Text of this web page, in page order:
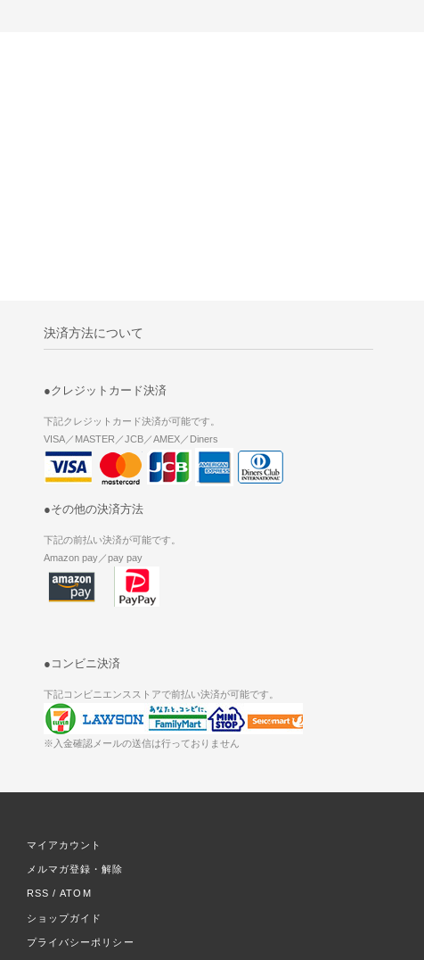
決済方法について
●クレジットカード決済
下記クレジットカード決済が可能です。
VISA／MASTER／JCB／AMEX／Diners
●その他の決済方法
下記の前払い決済が可能です。
Amazon pay／pay pay
●コンビニ決済
下記コンビニエンスストアで前払い決済が可能です。
※入金確認メールの送信は行っておりません
マイアカウント
メルマガ登録・解除
RSS /ATOM
ショップガイド
プライバシーポリシー